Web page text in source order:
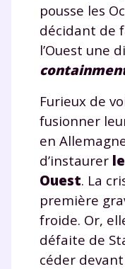
pousse les
décidant de
l’Ouest une
Furieux de
fusionner
en
d’instaurer
Ouest. La
première
froide. Or,
défaite de
céder